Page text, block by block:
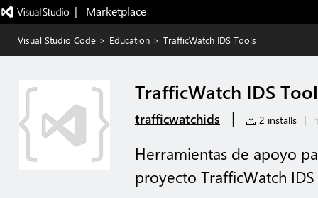
|   Marketplace
Visual Studio Code > Education > TrafficWatch IDS Tools
TrafficWatch IDS
trafficwatchids | 2 installs |
Herramientas de apoyo
proyecto TrafficWatch